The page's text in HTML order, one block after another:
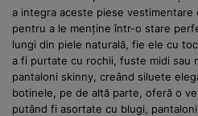
a integra aceste piese vestimentare
pentru a le menține într-o stare
lungi din piele naturală, fie ele cu
a fi purtate cu rochii, fuste midi sau
pantaloni skinny, creând siluete
botinele, pe de altă parte, oferă o
putând fi asortate cu blugi,